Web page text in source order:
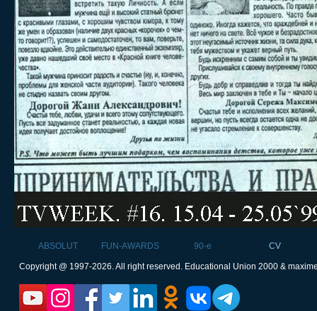
ABSOLUT FUN-AWARDS 90-e CV
Copyright @ 1997-2026. All right reserved. Educational Union 2000 &